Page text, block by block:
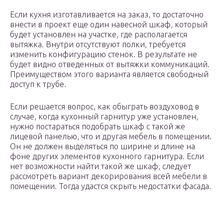
Если кухня изготавливается на заказ, то достаточно
внести в проект еще один навесной шкаф, который
будет установлен на участке, где располагается
вытяжка. Внутри отсутствуют полки, требуется
изменить конфигурацию стенок. В результате не
будет видно отведенных от вытяжки коммуникаций.
Преимуществом этого варианта является свободный
доступ к трубе.
Если решается вопрос, как обыграть воздуховод в
случае, когда кухонный гарнитур уже установлен,
нужно постараться подобрать шкаф с такой же
лицевой панелью, что и другая мебель в помещении.
Он не должен выделяться по ширине и длине на
фоне других элементов кухонного гарнитура. Если
нет возможности найти такой же шкаф, следует
рассмотреть вариант декорирования всей мебели в
помещении. Тогда удастся скрыть недостатки фасада.